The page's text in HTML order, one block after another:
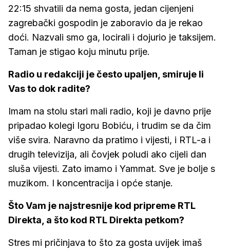
22:15 shvatili da nema gosta, jedan cijenjeni
zagrebački gospodin je zaboravio da je rekao
doći. Nazvali smo ga, locirali i dojurio je taksijem.
Taman je stigao koju minutu prije.
Radio u redakciji je često upaljen, smiruje li
Vas to dok radite?
Imam na stolu stari mali radio, koji je davno prije
pripadao kolegi Igoru Bobiću, i trudim se da čim
više svira. Naravno da pratimo i vijesti, i RTL-a i
drugih televizija, ali čovjek poludi ako cijeli dan
sluša vijesti. Zato imamo i Yammat. Sve je bolje s
muzikom. I koncentracija i opće stanje.
Što Vam je najstresnije kod pripreme RTL
Direkta, a što kod RTL Direkta petkom?
Stres mi pričinjava to što za gosta uvijek imaš